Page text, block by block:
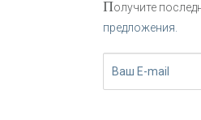
Н
Получите
предложения.